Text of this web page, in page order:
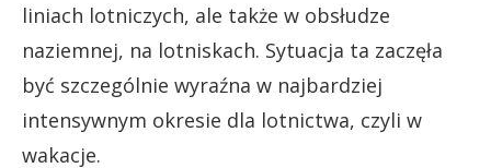
liniach lotniczych, ale także w obsłudze
naziemnej, na lotniskach. Sytuacja ta zaczęła
być szczególnie wyraźna w najbardziej
intensywnym okresie dla lotnictwa, czyli w
wakacje.